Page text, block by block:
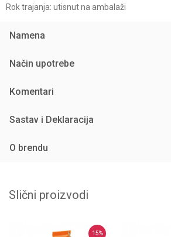
Rok trajanja: utisnut na ambalaži
Namena
Način upotrebe
Komentari
Sastav i Deklaracija
O brendu
Slični proizvodi
15%